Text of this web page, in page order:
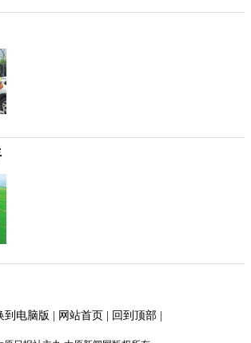
到电脑版 | 网站首页| 回到顶部|